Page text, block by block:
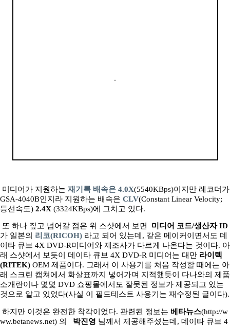
미디어가 지원하는 재기록 배속은 4.0X(5540KBps)이지만 레코더가
GSA-4040B인지라 지원하는 배속은 CLV(Constant Linear Velocity;
등선속도) 2.4X (3324KBps)에 그치고 있다.
또 하나 짚고 넘어갈 점은 위 스샷에서 보면
미디어 코드/생산자 ID
가 일본의 리코(RICOH) 라고 되어 있는데, 같은 메이커이면서도 데
이타 큐브 4X DVD-R미디어와 제조사가 다르게 나온다는 것이다. 아
래 스샷에서 보듯이 데이타 큐브 4X DVD-R 미디어는 대만 라이텍
(RITEK) OEM 제품이다. 그래서 이 사용기를 처음 작성할 때에는 아
래 스크린 캡쳐에서 화살표까지 넣어가며 지적했듯이 다나와의 제품
소개란이나 몇몇 DVD 쇼핑몰에서도 잘못된 정보가 제공되고 있는
것으로 알고 있었다(사실 이 필드테스트 사용기는 재수정된 글이다).
하지만 이것은 완전한 착각이었다. 관련된 정보는 베타뉴스(http://w
ww.betanews.net) 의 박진영 님께서 제공해주셨는데, 데이타 큐브 4